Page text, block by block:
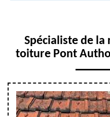
Spécialiste de
toiture Pont